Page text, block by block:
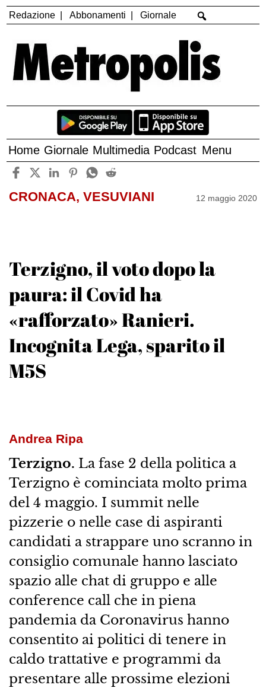
Redazione Abbonamenti Giornale
Home Giornale Multimedia Podcast Menu
CRONACA, VESUVIANI 12 maggio 2020
Terzigno, il voto dopo la
paura: il Covid ha
«rafforzato» Ranieri.
Incognita Lega, sparito il
M5S
Andrea Ripa
Terzigno. La fase 2 della politica a
Terzigno è cominciata molto prima
del 4 maggio. I summit nelle
pizzerie o nelle case di aspiranti
candidati a strappare uno scranno in
consiglio comunale hanno lasciato
spazio alle chat di gruppo e alle
conference call che in piena
pandemia da Coronavirus hanno
consentito ai politici di tenere in
caldo trattative e programmi da
presentare alle prossime elezioni